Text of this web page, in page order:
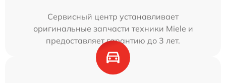
Сервисный центр устанавливает
оригинальные запчасти техники Miele и
предоставляет гарантию до 3 лет.